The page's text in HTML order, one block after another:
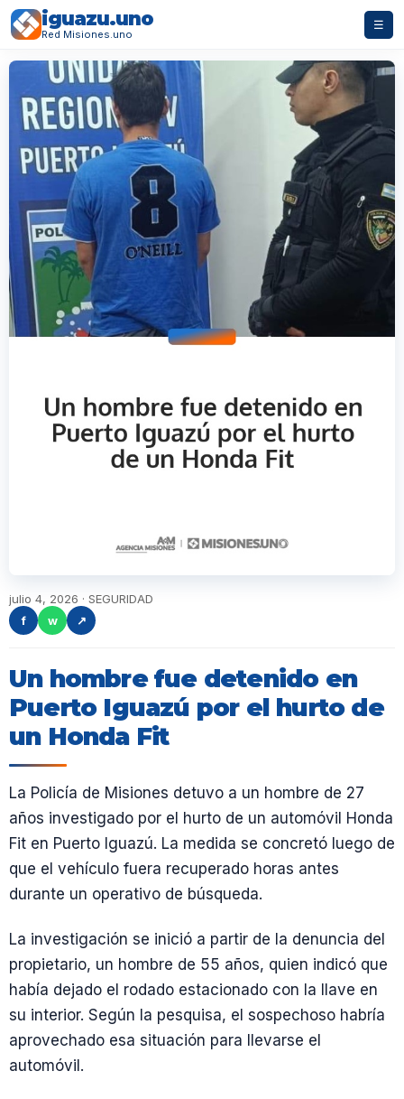
iguazu.uno
Red Misiones.uno
☰
julio 4, 2026 · SEGURIDAD
f
w ↗
Un hombre fue detenido en
Puerto Iguazú por el hurto de
un Honda Fit
La Policía de Misiones detuvo a un hombre de 27
años investigado por el hurto de un automóvil Honda
Fit en Puerto Iguazú. La medida se concretó luego de
que el vehículo fuera recuperado horas antes
durante un operativo de búsqueda.
La investigación se inició a partir de la denuncia del
propietario, un hombre de 55 años, quien indicó que
había dejado el rodado estacionado con la llave en
su interior. Según la pesquisa, el sospechoso habría
aprovechado esa situación para llevarse el
automóvil.